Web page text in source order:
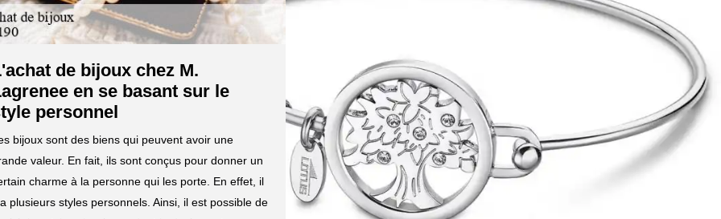
de bijoux chez M.
en se basant sur le
personnel
bijoux sont des biens qui peuvent avoir une
valeur. En fait, ils sont conçus pour donner un
charme à la personne qui les porte. En effet, il
plusieurs styles personnels. Ainsi, il est possible de